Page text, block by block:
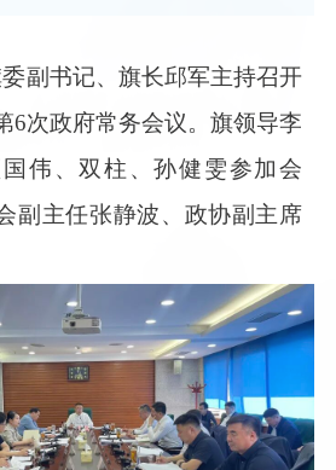
副书记、旗长邱军主持召开
6次政府常务会议。旗领导李
伟、双柱、孙健雯参加会
副主任张静波、政协副主席